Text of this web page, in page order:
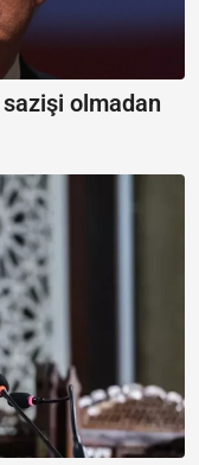
olmadan